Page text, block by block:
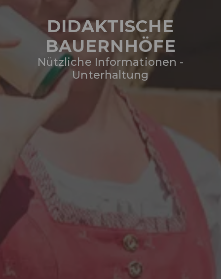
DIDAKTISCHE
BAUERNHÖFE
Nützliche Informationen -
Unterhaltung